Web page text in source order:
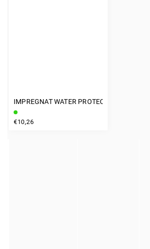
IMPREGNAT WATER PROTECT 200 ML Z
€10,26
INSTAGRAM